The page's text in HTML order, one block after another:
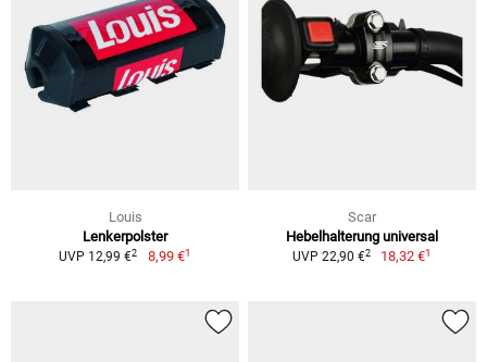
Louis
Lenkerpolster
UVP 12,99 €2 8,99 €1
Scar
Hebelhalterung universal
UVP 22,90 €2 18,32 €1